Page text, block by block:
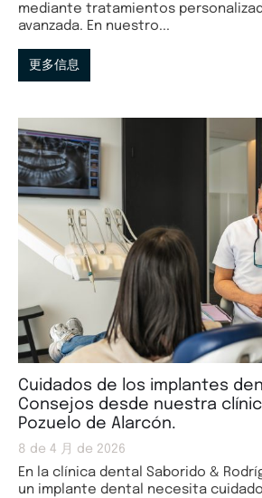
mediante tratamientos
avanzada. En nuestro...
更多信息
Cuidados de los implantes
Consejos desde nuestra
Pozuelo de Alarcón.
8 de 4 月 de 2026
En la clínica dental Saborido &
un implante dental necesita